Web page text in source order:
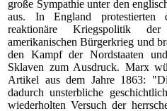
große Sympathie unter den
aus. In England protestierten
reaktionäre Kriegspolitik
amerikanischen Bürgerkrieg und
den Kampf der Nordstaaten
Sklaven zum Ausdruck. Marx
Artikel aus dem Jahre 1863:
dadurch unsterbliche
wiederholten Versuch der